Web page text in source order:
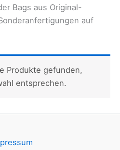
Bags aus Original-
auf
Produkte gefunden,
entsprechen.